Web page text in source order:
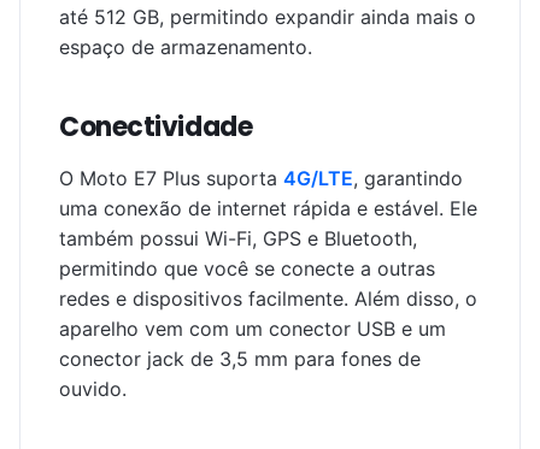
até 512 GB, permitindo expandir ainda mais o
espaço de armazenamento.
Conectividade
O Moto E7 Plus suporta 4G/LTE, garantindo
uma conexão de internet rápida e estável. Ele
também possui Wi-Fi, GPS e Bluetooth,
permitindo que você se conecte a outras
redes e dispositivos facilmente. Além disso, o
aparelho vem com um conector USB e um
conector jack de 3,5 mm para fones de
ouvido.